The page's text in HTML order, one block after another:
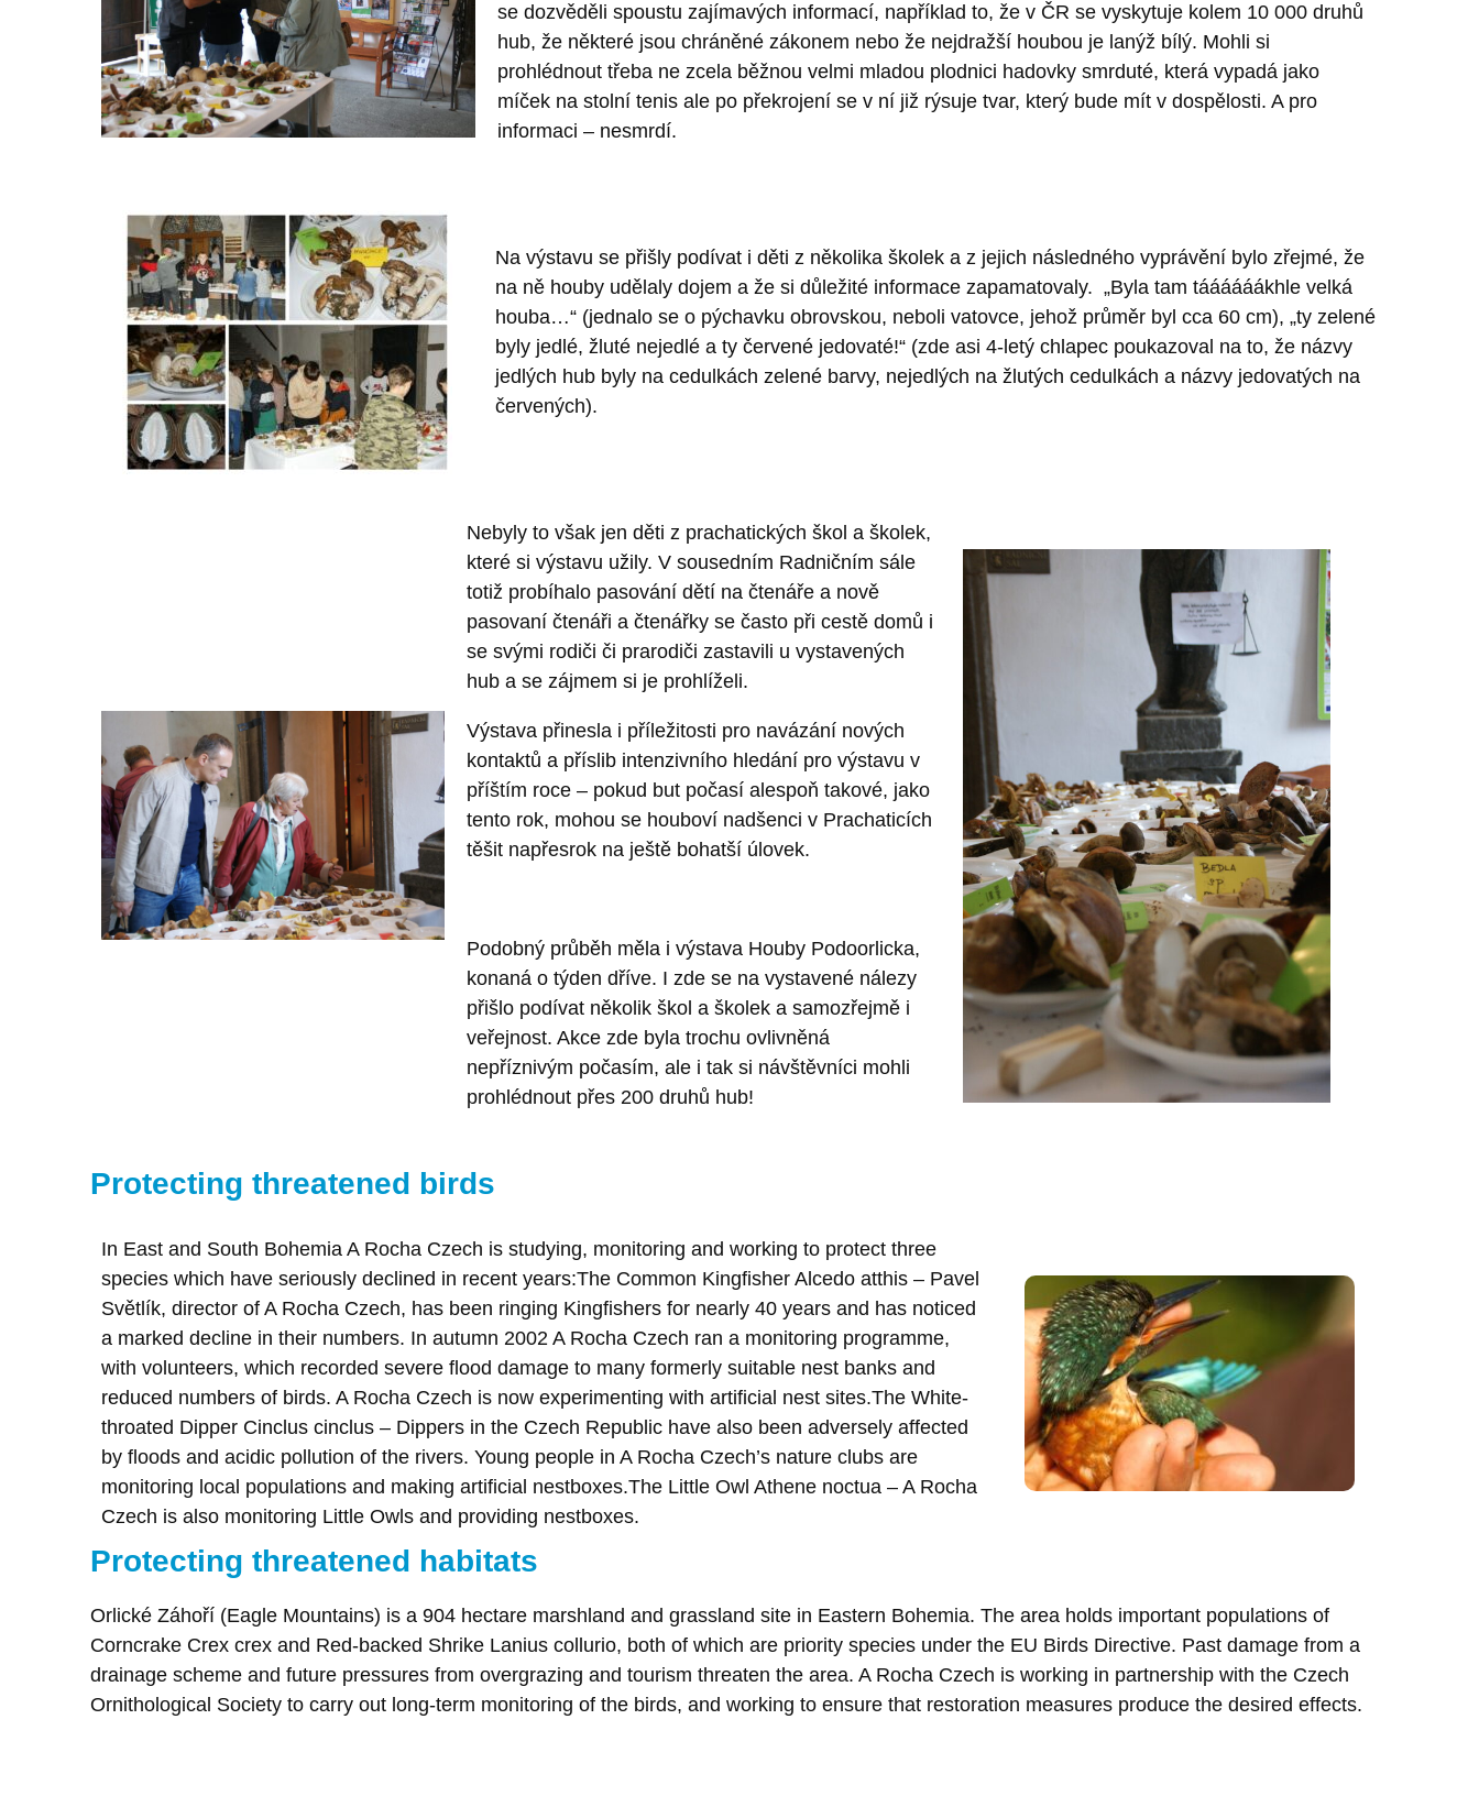
se dozvěděli spoustu zajímavých informací, například to, že v ČR se vyskytuje kolem 10 000 druhů
hub, že některé jsou chráněné zákonem nebo že nejdražší houbou je lanýž bílý. Mohli si
prohlédnout třeba ne zcela běžnou velmi mladou plodnici hadovky smrduté, která vypadá jako
míček na stolní tenis ale po překrojení se v ní již rýsuje tvar, který bude mít v dospělosti. A pro
informaci – nesmrdí.
Na výstavu se přišly podívat i děti z několika školek a z jejich následného vyprávění bylo zřejmé, že
na ně houby udělaly dojem a že si důležité informace zapamatovaly. „Byla tam táááááákhle velká
houba…“ (jednalo se o pýchavku obrovskou, neboli vatovce, jehož průměr byl cca 60 cm), „ty zelené
byly jedlé, žluté nejedlé a ty červené jedovaté!“ (zde asi 4-letý chlapec poukazoval na to, že názvy
jedlých hub byly na cedulkách zelené barvy, nejedlých na žlutých cedulkách a názvy jedovatých na
červených).
Nebyly to však jen děti z prachatických škol a školek,
které si výstavu užily. V sousedním Radničním sále
totiž probíhalo pasování dětí na čtenáře a nově
pasovaní čtenáři a čtenářky se často při cestě domů i
se svými rodiči či prarodiči zastavili u vystavených
hub a se zájmem si je prohlíželi.
Výstava přinesla i příležitosti pro navázání nových
kontaktů a příslib intenzivního hledání pro výstavu v
příštím roce – pokud but počasí alespoň takové, jako
tento rok, mohou se houboví nadšenci v Prachaticích
těšit napřesrok na ještě bohatší úlovek.
Podobný průběh měla i výstava Houby Podoorlicka,
konaná o týden dříve. I zde se na vystavené nálezy
přišlo podívat několik škol a školek a samozřejmě i
veřejnost. Akce zde byla trochu ovlivněná
nepříznivým počasím, ale i tak si návštěvníci mohli
prohlédnout přes 200 druhů hub!
Protecting threatened birds
In East and South Bohemia A Rocha Czech is studying, monitoring and working to protect three
species which have seriously declined in recent years:The Common Kingfisher Alcedo atthis – Pavel
Světlík, director of A Rocha Czech, has been ringing Kingfishers for nearly 40 years and has noticed
a marked decline in their numbers. In autumn 2002 A Rocha Czech ran a monitoring programme,
with volunteers, which recorded severe flood damage to many formerly suitable nest banks and
reduced numbers of birds. A Rocha Czech is now experimenting with artificial nest sites.The White-
throated Dipper Cinclus cinclus – Dippers in the Czech Republic have also been adversely affected
by floods and acidic pollution of the rivers. Young people in A Rocha Czech’s nature clubs are
monitoring local populations and making artificial nestboxes.The Little Owl Athene noctua – A Rocha
Czech is also monitoring Little Owls and providing nestboxes.
Protecting threatened habitats
Orlické Záhoří (Eagle Mountains) is a 904 hectare marshland and grassland site in Eastern Bohemia. The area holds important populations of
Corncrake Crex crex and Red-backed Shrike Lanius collurio, both of which are priority species under the EU Birds Directive. Past damage from a
drainage scheme and future pressures from overgrazing and tourism threaten the area. A Rocha Czech is working in partnership with the Czech
Ornithological Society to carry out long-term monitoring of the birds, and working to ensure that restoration measures produce the desired effects.